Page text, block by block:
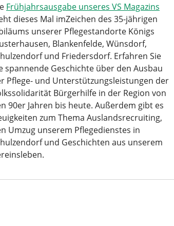
Frühjahrsausgabe unseres VS Magazins
dieses Mal imZeichen des 35-jährigen
unserer Pflegestandorte Königs
Blankenfelde, Wünsdorf,
und Friedersdorf. Erfahren Sie
spannende Geschichte über den Ausbau
Pflege- und Unterstützungsleistungen der
Bürgerhilfe in der Region von
90er Jahren bis heute. Außerdem gibt es
zum Thema Auslandsrecruiting,
Umzug unserem Pflegedienstes in
und Geschichten aus unserem